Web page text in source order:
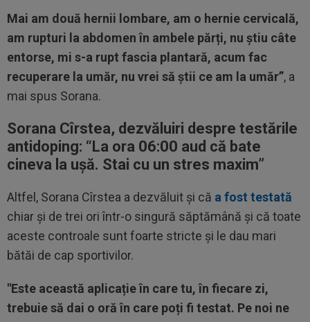
Mai am două hernii lombare, am o hernie cervicală,
am rupturi la abdomen în ambele părți, nu știu câte
entorse, mi s-a rupt fascia plantară, acum fac
recuperare la umăr, nu vrei să știi ce am la umăr”, a
mai spus Sorana.
Sorana Cîrstea, dezvăluiri despre testările
antidoping: “La ora 06:00 aud că bate
cineva la ușă. Stai cu un stres maxim”
Altfel, Sorana Cîrstea a dezvăluit și că a fost testată
chiar și de trei ori într-o singură săptămână și că toate
aceste controale sunt foarte stricte și le dau mari
bătăi de cap sportivilor.
"Este această aplicație în care tu, în fiecare zi,
trebuie să dai o oră în care poți fi testat. Pe noi ne